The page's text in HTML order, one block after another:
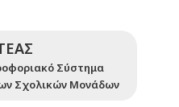
Σύστημα
Σχολικών Μονάδων